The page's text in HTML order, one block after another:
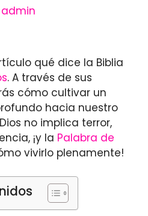
admin
qué dice la Biblia
. A través de sus
cómo cultivar un
hacia nuestro
no implica terror,
¡y la Palabra de
vivirlo plenamente!